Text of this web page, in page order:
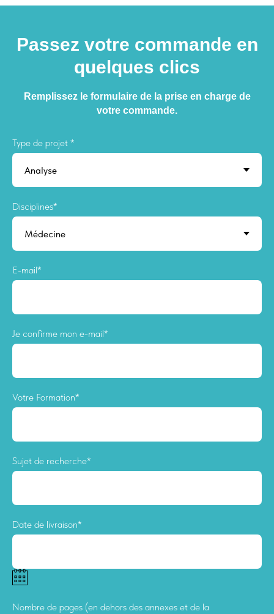
Passez votre commande en
quelques clics
Remplissez le formulaire de la prise en charge de
votre commande.
Type de projet *
Disciplines*
E-mail*
Je confirme mon e-mail*
Votre Formation*
Sujet de recherche*
Date de livraison*
Nombre de pages (en dehors des annexes et de la